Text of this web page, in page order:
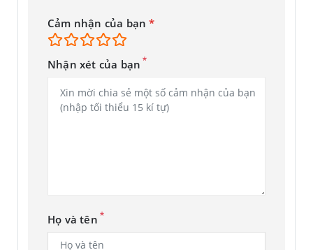
độ ngủ.Cảm nhận của bạn*
Nhận xét của bạn *
Họ và tên *